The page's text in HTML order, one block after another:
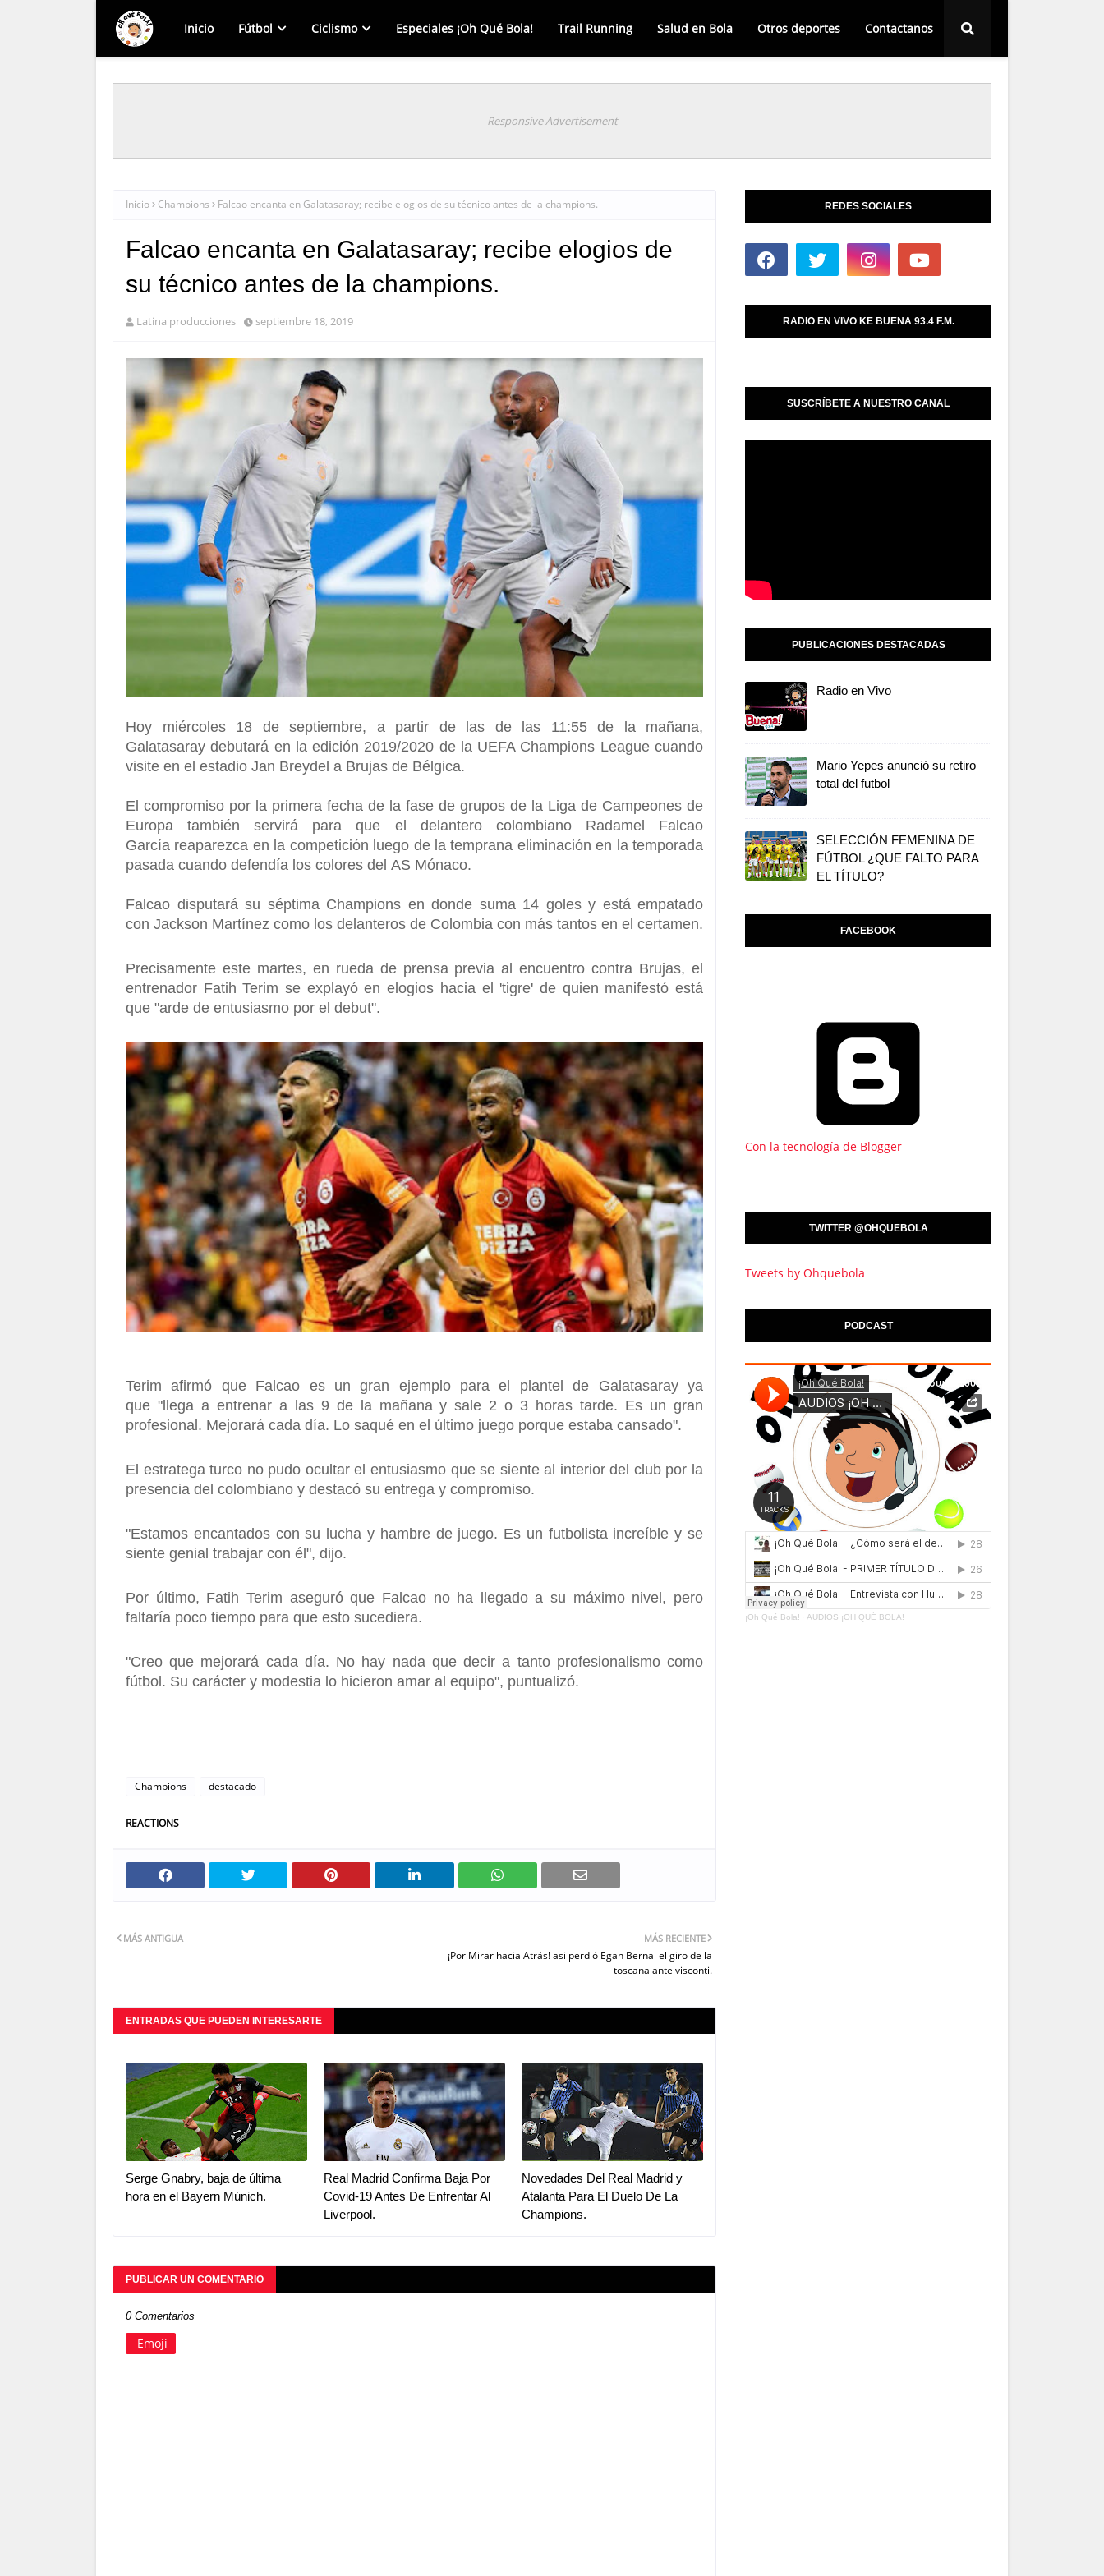
Inicio Fútbol Ciclismo Especiales ¡Oh Qué Bola! Trail Running Salud en Bola Otros deportes Contactanos
Responsive Advertisement
Inicio Champions Falcao encanta en Galatasaray; recibe elogios de su técnico antes de la champions.
Falcao encanta en Galatasaray; recibe elogios de
su técnico antes de la champions.
Latina producciones septiembre 18, 2019
Hoy miércoles 18 de septiembre, a partir de las de las 11:55 de la mañana,
Galatasaray debutará en la edición 2019/2020 de la UEFA Champions Leaguecuando
visite en el estadio Jan Breydel a Brujas de Bélgica.
El compromiso por la primera fecha de la fase de grupos de la Liga de Campeones de
Europa también servirá para que el delantero colombiano Radamel Falcao
García reaparezca en la competición luego de la temprana eliminación en la temporada
pasada cuando defendía los colores del AS Mónaco.
Falcao disputará su séptima Champions en donde suma 14 golesy está empatado
con Jackson Martínez como los delanteros de Colombia con más tantos en el certamen.
Precisamente este martes, en rueda de prensa previa al encuentro contra Brujas, el
entrenador Fatih Terimse explayó en elogios hacia el 'tigre' de quien manifestó está
que "arde de entusiasmo por el debut".
Terimafirmó queFalcao es un gran ejemplo para el plantel de Galatasarayya
que "llega a entrenar a las 9 de la mañana y sale 2 o 3 horas tarde. Es un gran
profesional. Mejorará cada día. Lo saqué en el último juego porque estaba cansado".
El estratega turco no pudo ocultar el entusiasmo que se siente al interior del club por la
presencia del colombiano y destacó su entrega y compromiso.
"Estamos encantados con su lucha y hambre de juego. Es un futbolista increíble y se
siente genial trabajar con él", dijo.
Por último, Fatih Terim aseguró que Falcao no ha llegado a su máximo nivel, pero
faltaría poco tiempo para que esto sucediera.
"Creo que mejorará cada día. No hay nada que decir a tanto profesionalismo como
fútbol. Su carácter y modestia lo hicieron amar al equipo", puntualizó.
Champions destacado
REACTIONS
MÁS RECIENTE
¡Por Mirar hacia Atrás! asi perdió Egan Bernal el giro de la
toscana ante visconti.
MÁS ANTIGUA
ENTRADAS QUE PUEDEN INTERESARTE
Serge Gnabry, baja de última
hora en el Bayern Múnich.
Real Madrid Confirma Baja Por
Covid-19 Antes De Enfrentar Al
Liverpool.
Novedades Del Real Madrid y
Atalanta Para El Duelo De La
Champions.
PUBLICAR UN COMENTARIO
0 Comentarios
Emoji
REDES SOCIALES
RADIO EN VIVO KE BUENA 93.4 F.M.
SUSCRÍBETE A NUESTRO CANAL
PUBLICACIONES DESTACADAS
Radio en Vivo
Mario Yepes anunció su retiro
total del futbol
SELECCIÓN FEMENINA DE
FÚTBOL ¿QUE FALTO PARA
EL TÍTULO?
FACEBOOK
Con la tecnología de Blogger
TWITTER @OHQUEBOLA
Tweets by Ohquebola
PODCAST
¡Oh Qué Bola! · AUDIOS ¡OH QUÉ BOLA!